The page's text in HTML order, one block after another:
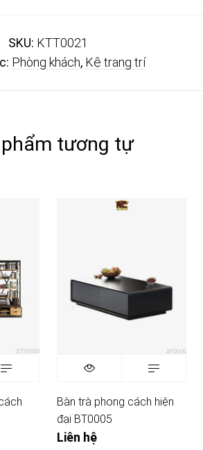
SKU: KTT0021
Phòng khách, Kệ trang trí
tương tự
Bàn trà phong cách hiện
đại BT0005
Liên hệ